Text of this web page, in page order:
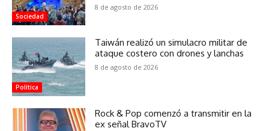
Sociedad
8 de agosto de 2026
Política
Taiwán realizó un simulacro militar de
ataque costero con drones y lanchas
8 de agosto de 2026
Rock & Pop comenzó a transmitir en la
ex señal BravoTV